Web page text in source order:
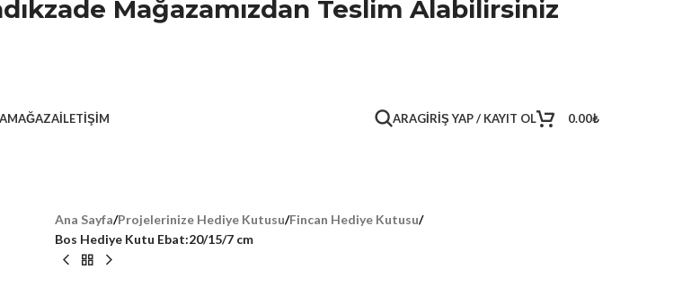
Mağazamızdan Teslim Alabilirsiniz
MAĞAZAİLETIŞIM ARAGIRIŞ YAP / KAYIT OL 0.00₺
Ana Sayfa/Projelerinize Hediye Kutusu/Fincan Hediye Kutusu/
Bos Hediye Kutu Ebat:20/15/7 cm